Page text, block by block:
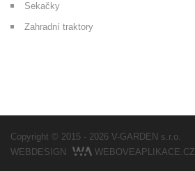
Sekačky
Zahradní traktory
Copyright © 2015 - 2026 V-GARDEN s.r.o.
WEBDESIGN
WEBOVEAPLIKACE.CZ